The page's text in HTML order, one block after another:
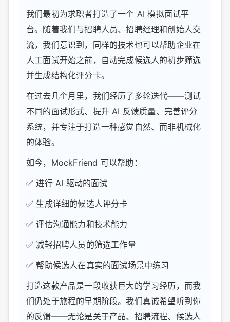
我们最初为求职者打造了一个 AI 模拟面试平
台。随着我们与招聘人员、招聘经理和创始人交
流，我们意识到，同样的技术也可以帮助企业在
人工面试开始之前，自动完成候选人的初步筛选
并生成结构化评分卡。
在过去几个月里，我们经历了多轮迭代——测试
不同的面试形式、提升 AI 反馈质量、完善评分
系统，并专注于打造一种感觉自然、而非机械化
的体验。
如今，MockFriend 可以帮助：
✅ 进行 AI 驱动的面试
✅ 生成详细的候选人评分卡
✅ 评估沟通能力和技术能力
✅ 减轻招聘人员的筛选工作量
✅ 帮助候选人在真实的面试场景中练习
打造这款产品是一段收获巨大的学习经历，而我
们仍处于旅程的早期阶段。我们真诚希望听到你
的反馈——无论是关于产品、招聘流程、候选人